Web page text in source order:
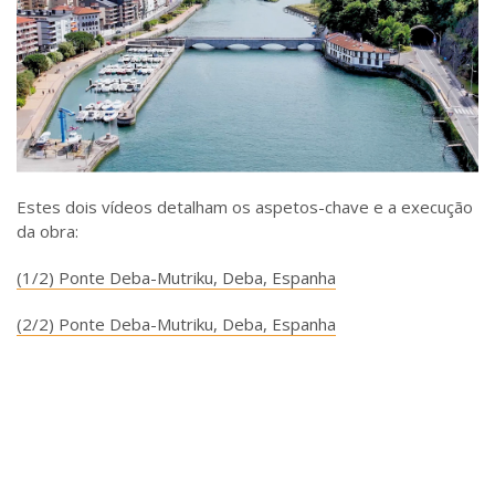
Estes dois vídeos detalham os aspetos-chave e a execução
da obra:
(1/2) Ponte Deba-Mutriku, Deba, Espanha
(2/2) Ponte Deba-Mutriku, Deba, Espanha